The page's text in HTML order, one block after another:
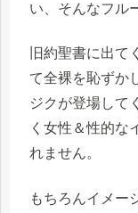
い、そんなフル
旧約聖書に出
て全裸を恥ずか
ジクが登場して
く女性＆性的な
れません。
もちろんイメー